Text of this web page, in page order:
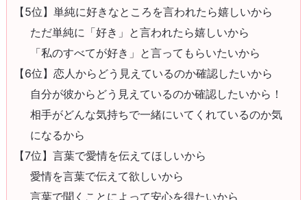
【5位】単純に好きなところを言われたら嬉しいから
ただ単純に「好き」と言われたら嬉しいから
「私のすべてが好き」と言ってもらいたいから
【6位】恋人からどう見えているのか確認したいから
自分が彼からどう見えているのか確認したいから！
相手がどんな気持ちで一緒にいてくれているのか気
になるから
【7位】言葉で愛情を伝えてほしいから
愛情を言葉で伝えて欲しいから
言葉で聞くことによって安心を得たいから